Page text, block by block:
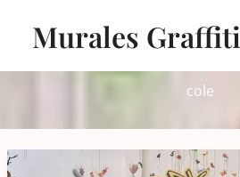
contenidoMurales Graffiti
cole